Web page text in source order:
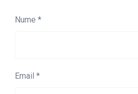
Nume *
Email *